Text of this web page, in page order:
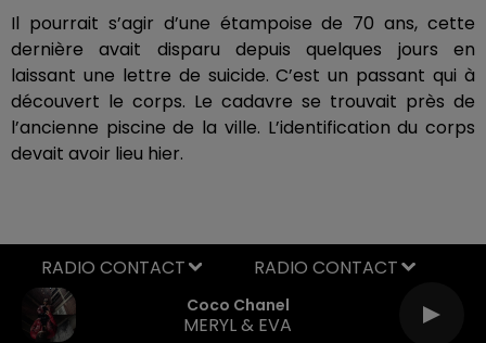
Il pourrait s’agir d’une étampoise de 70 ans, cette
dernière avait disparu depuis quelques jours en
laissant une lettre de suicide. C’est un passant qui à
découvert le corps. Le cadavre se trouvait près de
l’ancienne piscine de la ville. L’identification du corps
devait avoir lieu hier.
Coco Chanel
MERYL & EVA
RADIO CONTACT